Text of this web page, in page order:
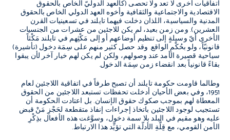
اتفاقيات أخرى لا تعد ولا تحصى (كالعهد الدوليّ الخاص بالحقوق
الاقتصادية والاجتماعية والثقافية وأخوه العهد الدولي الخاص بالحقوق
المدنية والسياسية، اللذان دخلت فيهما تايلند في تسعينيات القرن
العشرين). ومن زمن بعيد، لم يكن للاجئين من عشرات من الجنسيات
الأخرى أيّ وسيلةٍ إلى تنظيم أوضاعهم أو إلى مَكْثِهم في تايلند مَكْثاً
قانونيّاً، ولو بحُكْمِ الواقع. وقد حصل كثير منهم على سِمَة دخول (تأشيرة)
سياحية قصيرة الأمد عند وصولهم، ولكن لم يكن لهم خيار آخر لأن يبقوا
بقاءً قانونياً بعد انقضاء زمن سِمَة الدخول.
وطالما قاومت حكومة تايلند أن تصبح طرفاً في اتفاقية اللاجئين لعام
1951، وفي بعض الأحيان أدخلت تحفظات تستبعد اللاجئين من الحقوق
المعطاة لهم بموجب صكوك حقوق الإنسان. بل اعتادت الحكومة أن
تستجيب لوجود اللاجئين باتخاذ إجراءات إنفاذ متقطعة لحَجْزِ مَنْ قبض
عليه وهو مقيم في البلد بلا سمة دخول، وسوَّغت هذه الأفعال بذِكْرِ
الأمن القومي، مع قِلَّةِ الأدلّة التي تؤيِّد هذا الارتباط.